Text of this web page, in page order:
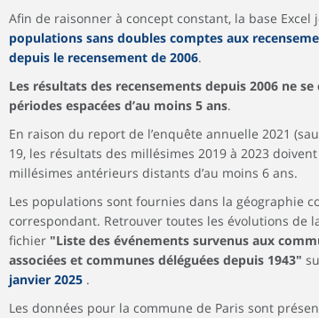
Afin de raisonner à concept constant, la base
populations sans doubles comptes aux
depuis le recensement de 2006.
Les résultats des recensements depuis 2006 ne
périodes espacées d’au moins 5 ans.
En raison du report de l’enquête annuelle 2021
19, les résultats des millésimes 2019 à 2023
millésimes antérieurs distants d’au moins 6 ans.
Les populations sont fournies dans la géographie
correspondant. Retrouver toutes les évolutions de
fichier "Liste des événements survenus aux
associées et communes déléguées depuis 1943"
janvier 2025 .
Les données pour la commune de Paris sont